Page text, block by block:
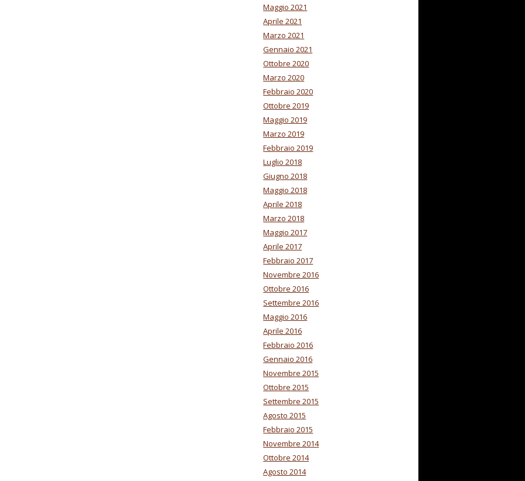
Maggio 2021
Aprile 2021
Marzo 2021
Gennaio 2021
Ottobre 2020
Marzo 2020
Febbraio 2020
Ottobre 2019
Maggio 2019
Marzo 2019
Febbraio 2019
Luglio 2018
Giugno 2018
Maggio 2018
Aprile 2018
Marzo 2018
Maggio 2017
Aprile 2017
Febbraio 2017
Novembre 2016
Ottobre 2016
Settembre 2016
Maggio 2016
Aprile 2016
Febbraio 2016
Gennaio 2016
Novembre 2015
Ottobre 2015
Settembre 2015
Agosto 2015
Febbraio 2015
Novembre 2014
Ottobre 2014
Agosto 2014